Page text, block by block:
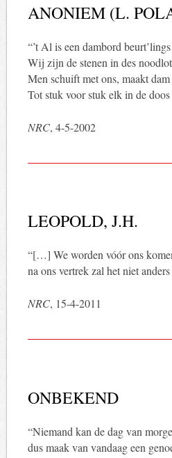
ANONIEM (L.
“’t Al is een dambord
Wij zijn de stenen in des
Men schuift met ons, maakt dam
Tot stuk voor stuk elk in de doos
NRC, 4-5-2002
LEOPOLD, J.H.
“[…] We worden vóór ons
na ons vertrek zal het niet
NRC, 15-4-2011
ONBEKEND
“Niemand kan de dag van
dus maak van vandaag een